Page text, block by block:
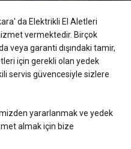
da Elektrikli El Aletleri
vermektedir. Birçok
veya garanti dışındaki tamir,
için gerekli olan yedek
servis güvencesiyle sizlere
yararlanmak ve yedek
almak için bize